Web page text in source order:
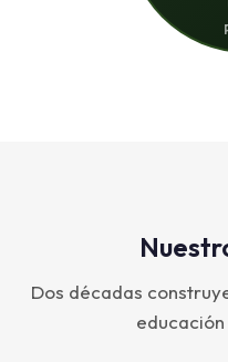
Dos décadas